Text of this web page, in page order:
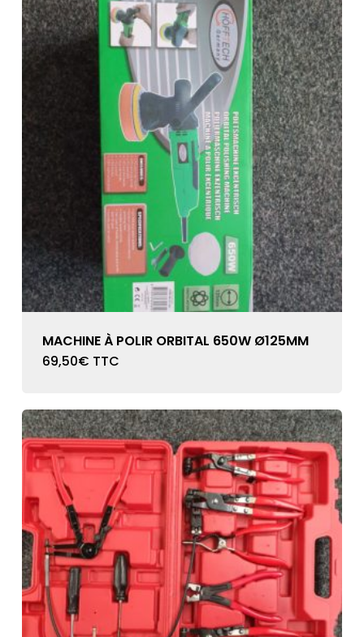
MACHINE À POLIR ORBITAL 650W Ø125MM
69,50€ TTC